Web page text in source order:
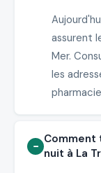
assurent
Mer.
les
Comment
nuit à La